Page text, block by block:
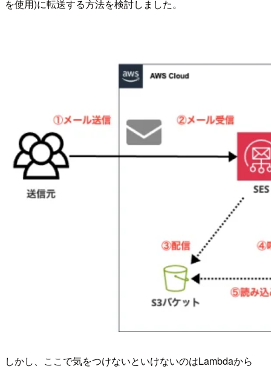
を使用)に転送する方法を検討しました。
しかし、ここで気をつけないといけないのはLambdaから